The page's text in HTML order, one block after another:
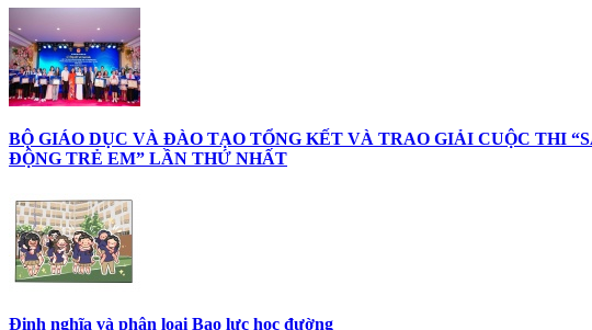
BỘ GIÁO DỤC VÀ ĐÀO TẠO TỔNG KẾT VÀ TRAO GIẢI CUỘC THI
ĐỘNG TRẺ EM” LẦN THỨ NHẤT
Định nghĩa và phân loại Bạo lực học đường